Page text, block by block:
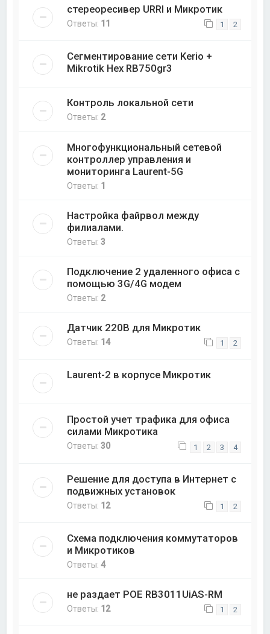
стереоресивер URRI и Микротик
Ответы: 11 1 2
Сегментирование сети Kerio +
Mikrotik Hex RB750gr3
Контроль локальной сети
Ответы: 2
Многофункциональный сетевой
контроллер управления и
мониторинга Laurent-5G
Ответы: 1
Настройка файрвол между
филиалами.
Ответы:3
Подключение 2 удаленного офиса с
помощью 3G/4G модем
Ответы: 2
Датчик 220В для Микротик
Ответы: 14 1 2
Laurent-2 в корпусе Микротик
Простой учет трафика для офиса
силами Микротика
Ответы:30 1 2 3 4
Решение для доступа в Интернет с
подвижных установок
Ответы: 12 1 2
Схема подключения коммутаторов
и Микротиков
Ответы:4
не раздает POE RB3011UiAS-RM
Ответы: 12 1 2